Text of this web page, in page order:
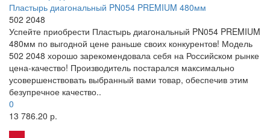
Пластырь диагональный PN054 PREMIUM 480мм
502 2048
Успейте приобрести Пластырь диагональный PN054 PREMIUM
480мм по выгодной цене раньше своих конкурентов! Модель
502 2048 хорошо зарекомендовала себя на Российском рынке
цена-качество! Производитель постарался максимально
усовершенствовать выбранный вами товар, обеспечив этим
безупречное качество..
0
13 786.20 р.